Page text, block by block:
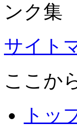
ンク集
サイト
ここか
トッ